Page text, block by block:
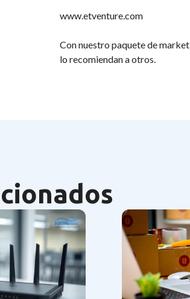
www.etventure.com
Con nuestro paquete de
lo recomiendan a otros.